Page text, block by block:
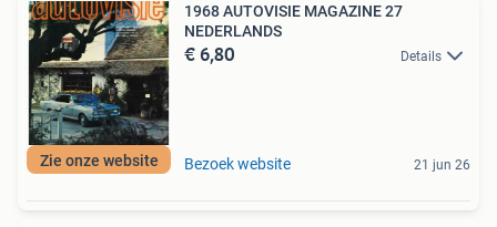
Zie onze website
1968 AUTOVISIE MAGAZINE 27
NEDERLANDS
€ 6,80 Details
Bezoek website 21 jun 26